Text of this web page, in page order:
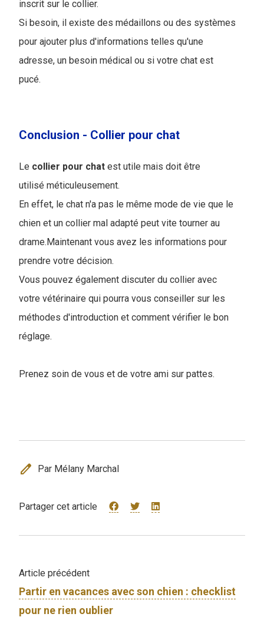
inscrit sur le collier.
Si besoin, il existe des médaillons ou des systèmes
pour ajouter plus d'informations telles qu'une
adresse, un besoin médical ou si votre chat est
pucé.
Conclusion - Collier pour chat
Le collier pour chat est utile mais doit être
utilisé méticuleusement.
En effet, le chat n'a pas le même mode de vie que le
chien et un collier mal adapté peut vite tourner au
drame.Maintenant vous avez les informations pour
prendre votre décision.
Vous pouvez également discuter du collier avec
votre vétérinaire qui pourra vous conseiller sur les
méthodes d'introduction et comment vérifier le bon
réglage.
Prenez soin de vous et de votre ami sur pattes.
edit Par Mélany Marchal
Partager cet article
Article précédent
Partir en vacances avec son chien : checklist
pour ne rien oublier